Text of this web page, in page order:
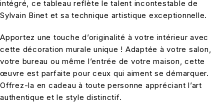
intégré, ce tableau reflète le talent incontestable de
Sylvain Binet et sa technique artistique exceptionnelle.
Apportez une touche d’originalité à votre intérieur avec
cette décoration murale unique ! Adaptée à votre salon,
votre bureau ou même l’entrée de votre maison, cette
œuvre est parfaite pour ceux qui aiment se démarquer.
Offrez-la en cadeau à toute personne appréciant l’art
authentique et le style distinctif.